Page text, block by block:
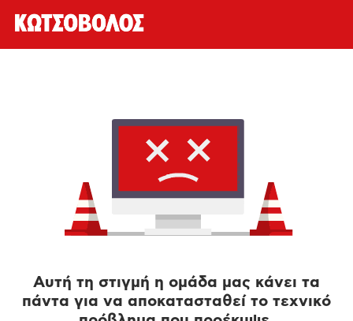
Αυτή τη στιγμή η ομάδα μας κάνει τα
πάντα για να αποκατασταθεί το τεχνικό